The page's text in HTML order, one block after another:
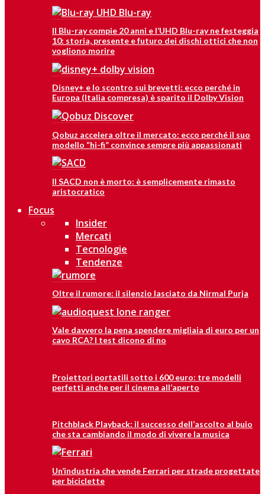
Il Blu-ray compie 20 anni e l’UHD Blu-ray ne festeggia
10: storia, presente e futuro dei dischi ottici che non
vogliono morire
Disney+ e lo scontro sui brevetti: ecco perché in
Europa (Italia compresa) è sparito il Dolby Vision
Qobuz accelera oltre il mercato: ecco perché il suo
modello “hi-fi” convince sempre più appassionati
Il SACD non è morto: è semplicemente rimasto
aristocratico
Focus
Insider
Mercati
Tecnologie
Tendenze
Oltre il rumore: il silenzio lasciato da Nirmal Purja
Vale davvero la pena spendere migliaia di euro per un
cavo RCA? I test dicono di no
Proiettori portatili sotto i 600 euro: tre modelli
perfetti anche per il cinema all’aperto
Pitchblack Playback: il successo dell’ascolto al buio
che sta cambiando il modo di vivere la musica
Un’industria che vende Ferrari per strade progettate
per biciclette